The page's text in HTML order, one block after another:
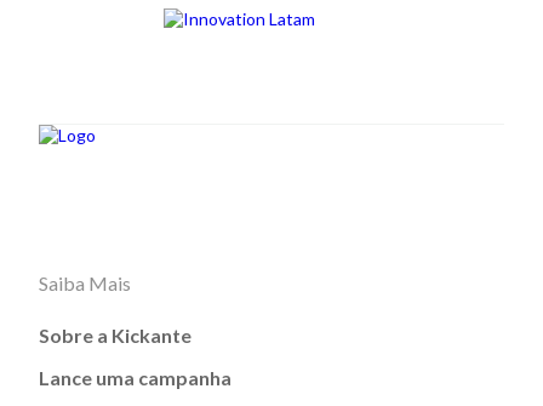
Saiba Mais
Sobre a Kickante
Lance uma campanha